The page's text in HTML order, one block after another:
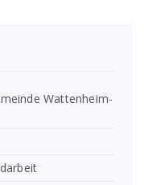
Wattenheim-